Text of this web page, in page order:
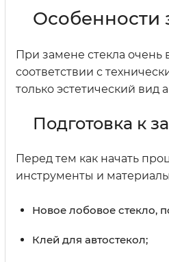
Особенности
При замене стекла очень
соответствии с
только эстетический вид
Подготовка к
Перед тем как начать
инструменты и
Новое лобовое стекло,
Клей для автостекол;